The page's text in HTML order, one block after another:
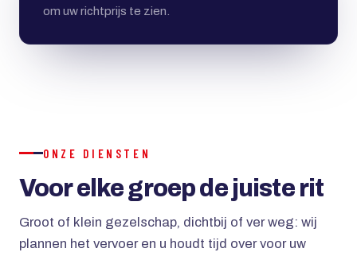
om uw richtprijs te zien.
ONZE DIENSTEN
Voor elke groep de juiste rit
Groot of klein gezelschap, dichtbij of ver weg: wij
plannen het vervoer en u houdt tijd over voor uw